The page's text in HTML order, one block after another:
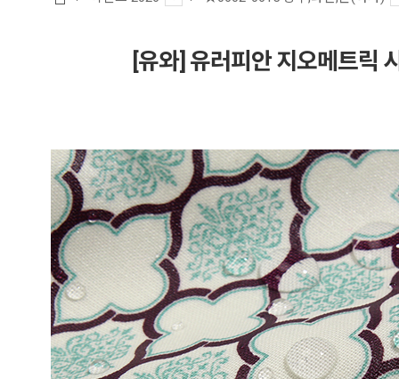
[유와] 유러피안 지오메트릭